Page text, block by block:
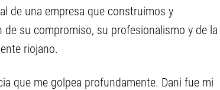
de una empresa que construimos y
su compromiso, su profesionalismo y de la
riojano.
que me golpea profundamente. Dani fue mi